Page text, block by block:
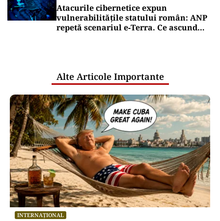
Atacurile cibernetice expun
vulnerabilitățile statului român: ANP
repetă scenariul e‑Terra. Ce ascund
Alte Articole Importante
INTERNAȚIONAL